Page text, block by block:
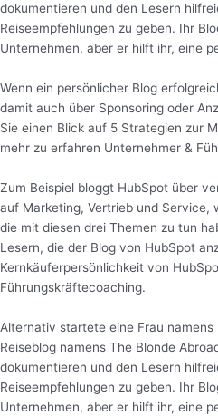
dokumentieren und den Lesern
Reiseempfehlungen zu geben. Ihr
Unternehmen, aber er hilft ihr, eine
Wenn ein persönlicher Blog
damit auch über Sponsoring oder
Sie einen Blick auf 5 Strategien zur
mehr zu erfahren Unternehmer &
Zum Beispiel bloggt HubSpot über
auf Marketing, Vertrieb und Service,
die mit diesen drei Themen zu tun
Lesern, die der Blog von HubSpot
Kernkäuferpersönlichkeit von
Führungskräftecoaching.
Alternativ startete eine Frau namens
Reiseblog namens The Blonde
dokumentieren und den Lesern
Reiseempfehlungen zu geben. Ihr
Unternehmen, aber er hilft ihr, eine